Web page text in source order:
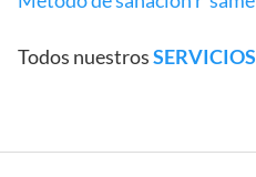
Todos nuestrosSERVICIOS